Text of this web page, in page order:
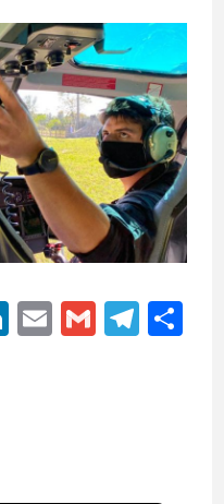
LinkedIn
EmailGmail